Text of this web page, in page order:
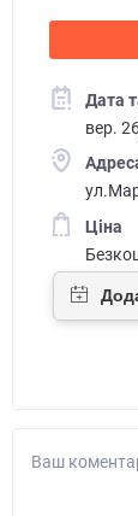
Дата
вер.
Ціна
Ваш